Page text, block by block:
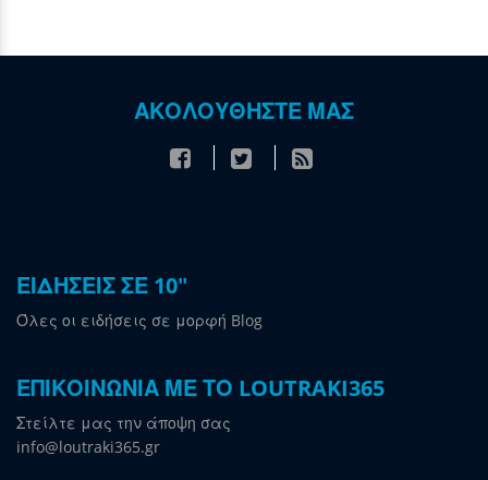
ΑΚΟΛΟΥΘΗΣΤΕ ΜΑΣ
ΕΙΔΗΣΕΙΣ ΣΕ 10"
Όλες οι ειδήσεις σε μορφή Blog
ΕΠΙΚΟΙΝΩΝΙΑ ΜΕ ΤΟ LOUTRAKI365
Στείλτε μας την άποψη σας
info@loutraki365.gr